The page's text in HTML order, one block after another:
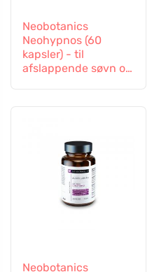
Neobotanics
Neohypnos (60
kapsler) - til
afslappende søvn og
Neobotanics